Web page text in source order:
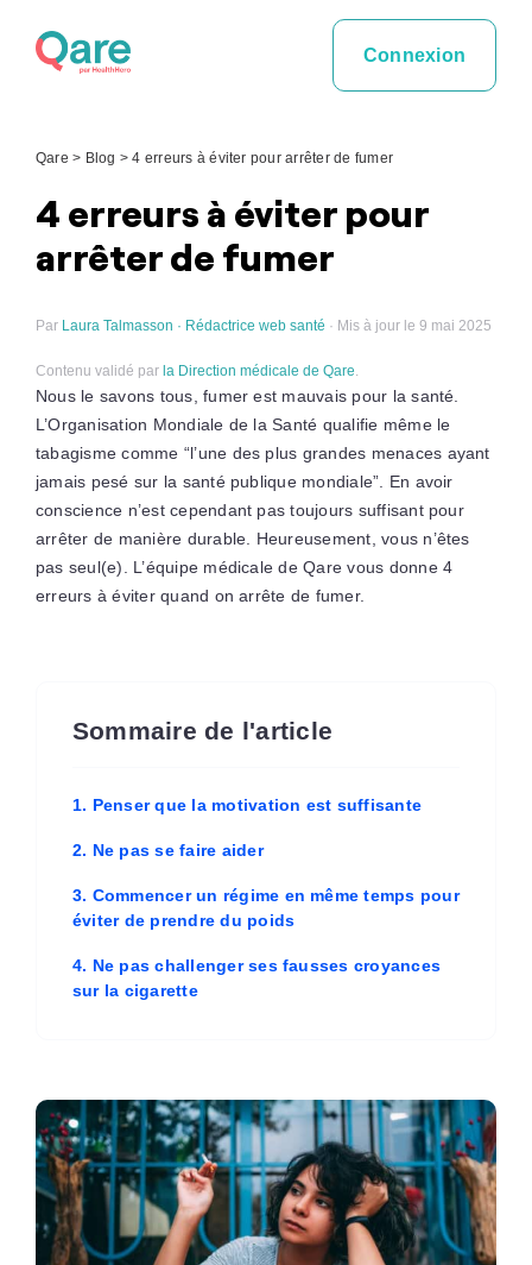
Connexion
Qare > Blog >4 erreurs à éviter pour arrêter de fumer
4 erreurs à éviter pour
arrêter de fumer
Par Laura Talmasson · Rédactrice web santé · Mis à jour le 9 mai 2025
Contenu validé par la Direction médicale de Qare.
Nous le savons tous, fumer est mauvais pour la santé.
L’Organisation Mondiale de la Santé qualifie même le
tabagisme comme “l’une des plus grandes menaces ayant
jamais pesé sur la santé publique mondiale”. En avoir
conscience n’est cependant pas toujours suffisant pour
arrêter de manière durable. Heureusement, vous n’êtes
pas seul(e). L’équipe médicale de Qare vous donne 4
erreurs à éviter quand on arrête de fumer.
Sommaire de l'article
1. Penser que la motivation est suffisante
2. Ne pas se faire aider
3. Commencer un régime en même temps pour
éviter de prendre du poids
4. Ne pas challenger ses fausses croyances
sur la cigarette